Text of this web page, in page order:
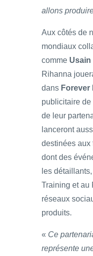
allons
Aux côtés de
mondiaux
comme
Rihanna
dans Forever
publicitaire
de leur
lanceront
destinées aux
dont des
les
Training et au
réseaux
produits.
« Ce
représente